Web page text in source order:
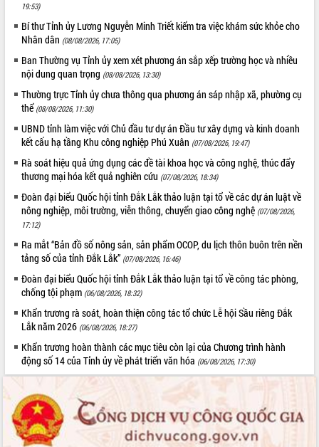
Đắk Lắk rà soát, điều chỉnh Đề án 190
về phát triển nuôi trồng thủy sản
Phó Chủ tịch UBND tỉnh Đắk Lắk
Trương Công Thái kiểm tra thực địa
Dự án cao tốc Khánh Hòa - Buôn Ma
Thuột
Định vị cà phê Việt Nam như một “di
sản sống” trong dòng chảy toàn cầu
Xây dựng nông thôn mới: Nâng cao đời
sống người dân từ những mô hình thiết
thực
Quyết liệt tháo gỡ vướng mắc, đẩy
nhanh tiến độ các dự án trọng điểm
trong Khu kinh tế Nam Phú Yên
Hòn Yến phát triển du lịch gắn với bảo
tồn biển
Lấy ý kiến điều chỉnh Quy hoạch tỉnh
Đắk Lắk thời kỳ 2021-2030, tầm nhìn
đến năm 2050
Phát động chiến dịch 30 ngày đêm
giải phóng mặt bằng Tuyến đường bộ
ven biển
Đắk Lắk nỗ lực thúc đẩy tăng trưởng
kinh tế từ 10% trở lên trong Quý
II/2026
Đắk Lắk ký kết thỏa thuận hợp tác về
chuyển đổi số giai đoạn 2026 – 2030
với Tập đoàn Bưu chính Viễn thông
Việt Nam
19:53)
Bí thư Tỉnh ủy Lương Nguyễn Minh Triết kiểm tra việc khám sức khỏe cho
Nhân dân (08/08/2026, 17:05)
Ban Thường vụ Tỉnh ủy xem xét phương án sắp xếp trường học và nhiều
nội dung quan trọng (08/08/2026, 13:30)
Thường trực Tỉnh ủy chưa thông qua phương án sáp nhập xã, phường cụ
thể (08/08/2026, 11:30)
UBND tỉnh làm việc với Chủ đầu tư dự án Đầu tư xây dựng và kinh doanh
kết cấu hạ tầng Khu công nghiệp Phú Xuân (07/08/2026, 19:47)
Rà soát hiệu quả ứng dụng các đề tài khoa học và công nghệ, thúc đẩy
thương mại hóa kết quả nghiên cứu (07/08/2026, 18:34)
Đoàn đại biểu Quốc hội tỉnh Đắk Lắk thảo luận tại tổ về các dự án luật về
nông nghiệp, môi trường, viễn thông, chuyển giao công nghệ (07/08/2026,
17:12)
Ra mắt “Bản đồ số nông sản, sản phẩm OCOP, du lịch thôn buôn trên nền
tảng số của tỉnh Đắk Lắk” (07/08/2026, 16:46)
Đoàn đại biểu Quốc hội tỉnh Đắk Lắk thảo luận tại tổ về công tác phòng,
chống tội phạm (06/08/2026, 18:32)
Khẩn trương rà soát, hoàn thiện công tác tổ chức Lễ hội Sầu riêng Đắk
Lắk năm 2026 (06/08/2026, 18:27)
Khẩn trương hoàn thành các mục tiêu còn lại của Chương trình hành
động số 14 của Tỉnh ủy về phát triển văn hóa (06/08/2026, 17:30)